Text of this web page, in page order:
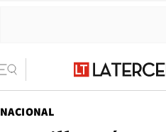
NACIONAL